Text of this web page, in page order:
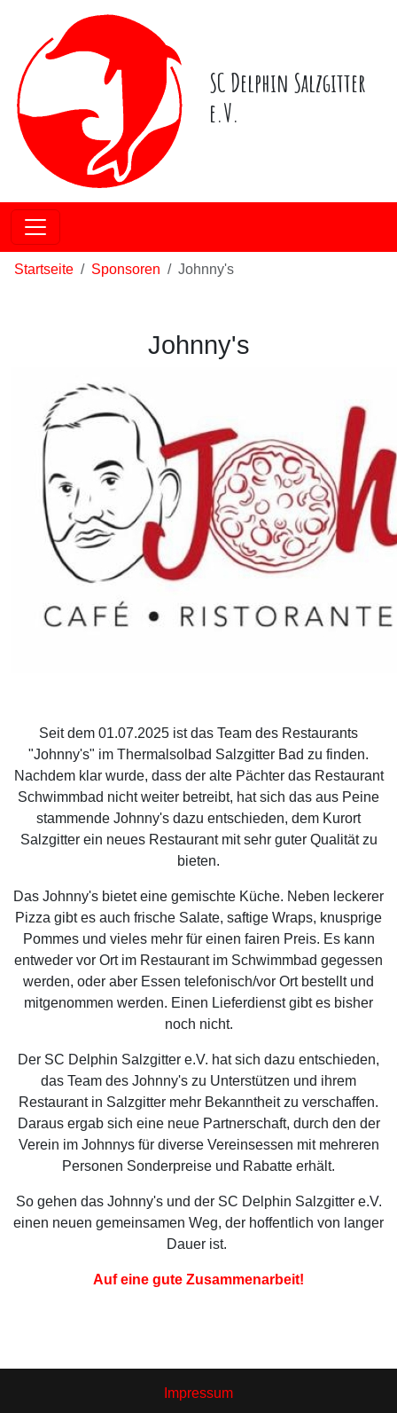
SC Delphin Salzgitter
e.V.
Startseite Sponsoren Johnny's
Johnny's
Seit dem 01.07.2025 ist das Team des Restaurants
"Johnny's" im Thermalsolbad Salzgitter Bad zu finden.
Nachdem klar wurde, dass der alte Pächter das Restaurant
Schwimmbad nicht weiter betreibt, hat sich das aus Peine
stammende Johnny's dazu entschieden, dem Kurort
Salzgitter ein neues Restaurant mit sehr guter Qualität zu
bieten.
Das Johnny's bietet eine gemischte Küche. Neben leckerer
Pizza gibt es auch frische Salate, saftige Wraps, knusprige
Pommes und vieles mehr für einen fairen Preis. Es kann
entweder vor Ort im Restaurant im Schwimmbad gegessen
werden, oder aber Essen telefonisch/vor Ort bestellt und
mitgenommen werden. Einen Lieferdienst gibt es bisher
noch nicht.
Der SC Delphin Salzgitter e.V. hat sich dazu entschieden,
das Team des Johnny's zu Unterstützen und ihrem
Restaurant in Salzgitter mehr Bekanntheit zu verschaffen.
Daraus ergab sich eine neue Partnerschaft, durch den der
Verein im Johnnys für diverse Vereinsessen mit mehreren
Personen Sonderpreise und Rabatte erhält.
So gehen das Johnny's und der SC Delphin Salzgitter e.V.
einen neuen gemeinsamen Weg, der hoffentlich von langer
Dauer ist.
Auf eine gute Zusammenarbeit!
Impressum